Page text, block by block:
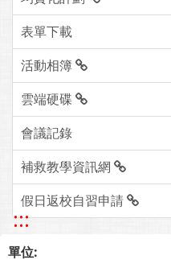
表單下載
活動相簿
雲端硬碟
會議記錄
補救教學資訊網
假日返校自習申請
:::
單位: